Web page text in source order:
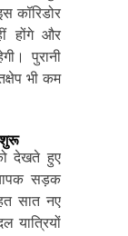
कॉरिडोर
होंगे और
पुरानी
भी कम
शुरू
देखते हुए
सड़क
सात नए
यात्रियों